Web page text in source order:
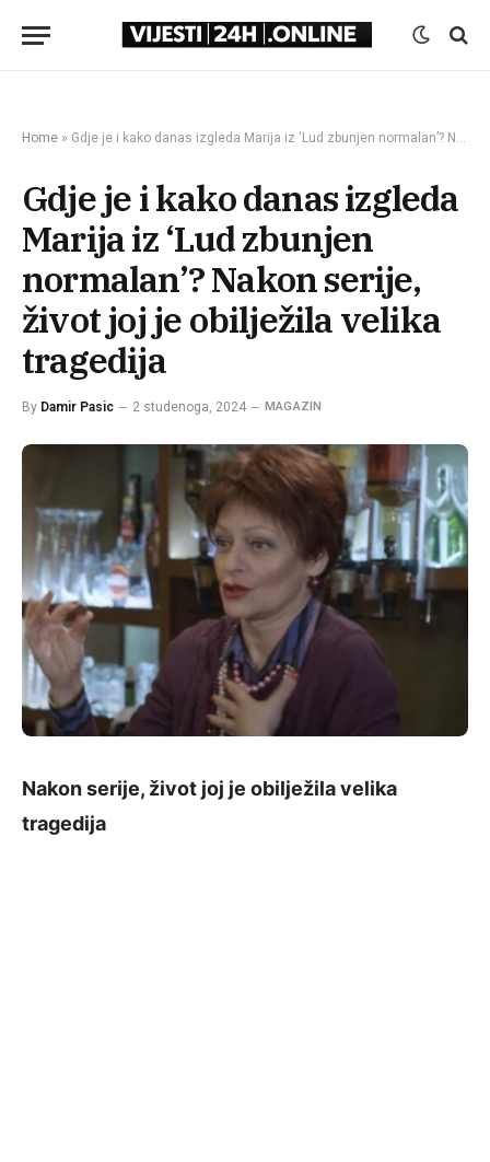
Home » Gdje je i kako danas izgleda Marija iz ‘Lud zbunjen normalan’? Nakon serije, život joj je obilježila velika tragedija
Gdje je i kako danas izgleda
Marija iz ‘Lud zbunjen
normalan’? Nakon serije,
život joj je obilježila velika
tragedija
By Damir Pasic 2 studenoga, 2024 MAGAZIN
Nakon serije, život joj je obilježila velika
tragedija